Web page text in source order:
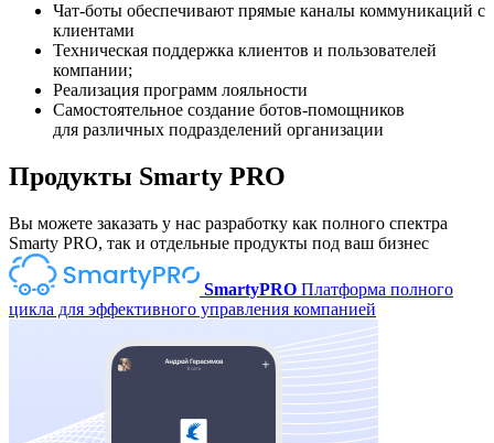
Чат-боты обеспечивают прямые каналы коммуникаций с
клиентами
Техническая поддержка клиентов и пользователей
компании;
Реализация программ лояльности
Самостоятельное создание ботов-помощников
для различных подразделений организации
Продукты Smarty PRO
Вы можете заказать у нас разработку как полного спектра
Smarty PRO, так и отдельные продукты под ваш бизнес
SmartyPRO Платформа полного
цикла для эффективного управления компанией